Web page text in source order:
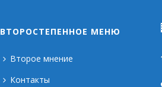
ВТОРОСТЕПЕННОЕ МЕНЮ
Второе мнение
Контакты